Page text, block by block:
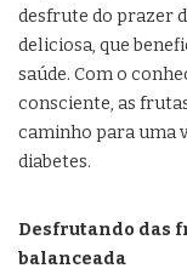
desfrute do prazer
deliciosa, que
saúde. Com o
consciente, as
caminho para uma
diabetes.
Desfrutando das
balanceada